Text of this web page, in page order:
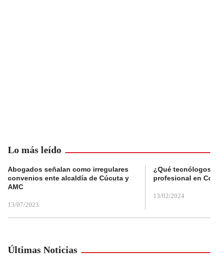
Lo más leído
Abogados señalan como irregulares
convenios ente alcaldía de Cúcuta y
AMC
13/07/2023
¿Qué tecnólogos
profesional en
13/02/2024
Últimas Noticias